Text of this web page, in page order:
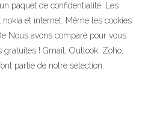
paquet de confidentialité. Les
et internet. Même les cookies
Nous avons comparé pour vous
! Gmail, Outlook, Zoho,
partie de notre sélection.